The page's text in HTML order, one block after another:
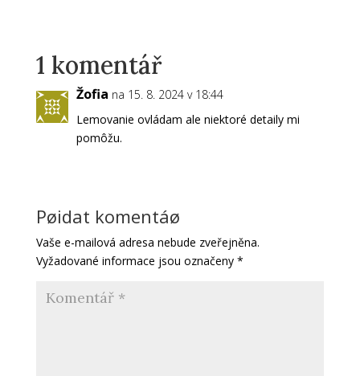
1 komentář
Žofia na 15. 8. 2024 v 18:44
Lemovanie ovládam ale niektoré detaily mi
pomôžu.
Pøidat komentáø
Vaše e-mailová adresa nebude zveřejněna.
Vyžadované informace jsou označeny *